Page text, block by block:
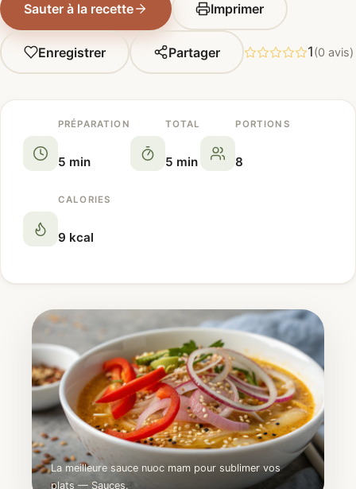
Sauter à la recette Imprimer
Enregistrer Partager 1(0 avis)
PRÉPARATION
5 min
TOTAL
5 min
PORTIONS
8
CALORIES
9 kcal
La meilleure sauce nuoc mam pour sublimer vos
plats — Sauces.